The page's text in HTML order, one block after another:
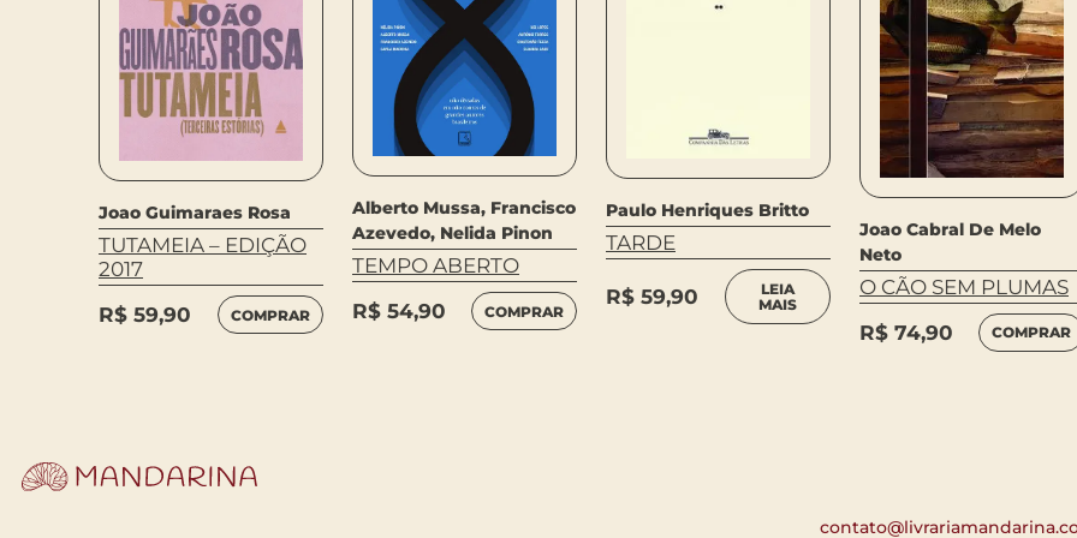
Joao Guimaraes Rosa
TUTAMEIA – EDIÇÃO
2017
R$ 59,90 COMPRAR
Alberto Mussa, Francisco
Azevedo, Nelida Pinon
TEMPO ABERTO
R$ 54,90 COMPRAR
Paulo Henriques Britto
TARDE
R$ 59,90
LEIA
MAIS
Joao Cabral De Melo
Neto
O CÃO SEM PLUMAS
R$ 74,90 COMPRAR